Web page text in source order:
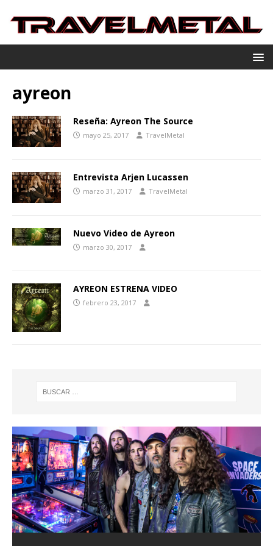
ayreon
Reseña: Ayreon The Source
mayo 25, 2017 TravelMetal
Entrevista Arjen Lucassen
marzo 31, 2017 TravelMetal
Nuevo Video de Ayreon
marzo 30, 2017
AYREON ESTRENA VIDEO
febrero 23, 2017